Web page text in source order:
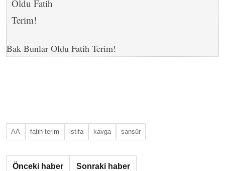
Bak Bunlar Oldu Fatih Terim!
AA fatih terim istifa kavga sansür
Önceki haber Sonraki haber